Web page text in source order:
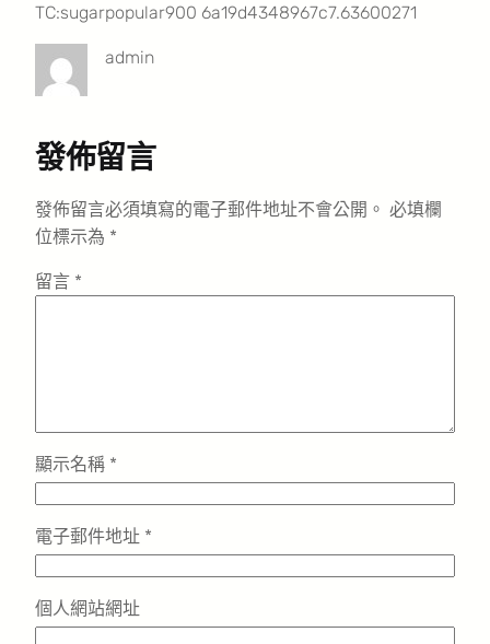
TC:sugarpopular900 6a19d4348967c7.63600271
admin
發佈留言
發佈留言必須填寫的電子郵件地址不會公開。 必填欄
位標示為 *
留言 *
顯示名稱 *
電子郵件地址 *
個人網站網址